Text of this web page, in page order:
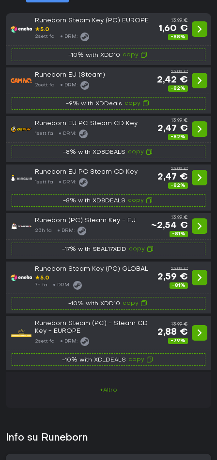
Runeborn Steam Key (PC) EUROPE
★5.0
2sett fa DRM:
13,99 €
1,60 €
-88%
-10% with XDD10 copy
Runeborn EU (Steam)
2sett fa DRM:
13,99 €
2,42 €
-82%
-9% with XDDeals copy
Runeborn EU PC Steam CD Key
1sett fa DRM:
13,99 €
2,47 €
-82%
-8% with XD8DEALS copy
Runeborn EU PC Steam CD Key
1sett fa DRM:
13,99 €
2,47 €
-82%
-8% with XD8DEALS copy
Runeborn (PC) Steam Key - EU
23h fa DRM:
13,99 €
~2,54 €
-81%
-17% with SEAL17XDD copy
Runeborn Steam Key (PC) GLOBAL
★5.0
7h fa DRM:
13,99 €
2,59 €
-81%
-10% with XDD10 copy
Runeborn Steam (PC) - Steam CD
Key - EUROPE
2sett fa DRM:
13,99 €
2,88 €
-79%
-10% with XD_DEALS copy
+Altro
Info su Runeborn